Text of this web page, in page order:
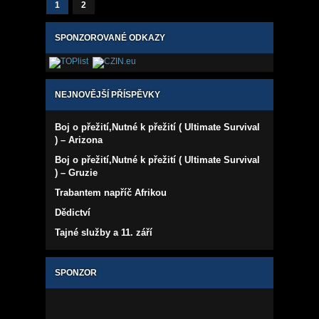
1 2
SPONZOROVANÉ ODKAZY
NEJNOVĚJŠÍ PŘÍSPĚVKY
Boj o přežití,Nutné k přežití ( Ultimate Survival
) – Arizona
Boj o přežití,Nutné k přežití ( Ultimate Survival
) – Gruzie
Trabantem napříč Afrikou
Dědictví
Tajné služby a 11. září
SPONZOR